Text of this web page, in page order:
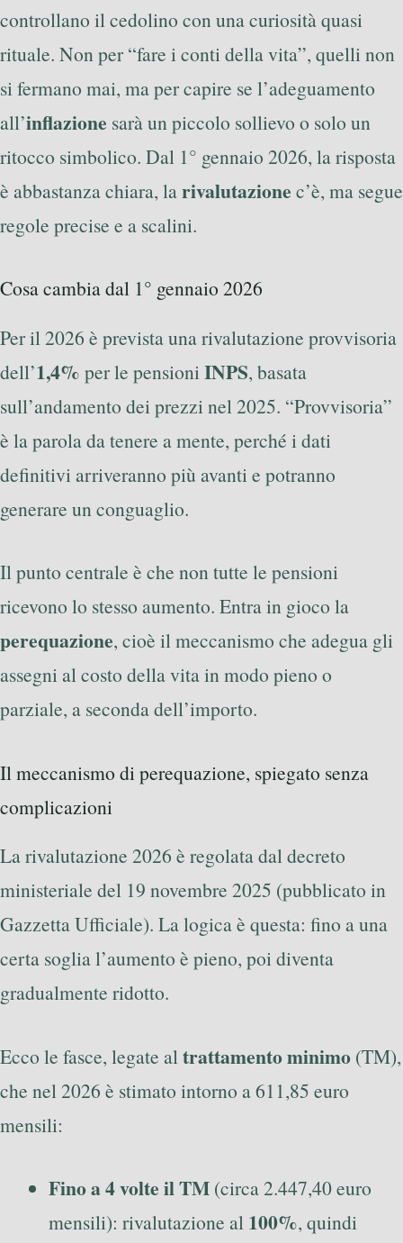
controllano il cedolino con una curiosità quasi
rituale. Non per “fare i conti della vita”, quelli non
si fermano mai, ma per capire se l’adeguamento
all’inflazione sarà un piccolo sollievo o solo un
ritocco simbolico. Dal 1° gennaio 2026, la risposta
è abbastanza chiara, larivalutazione c’è, ma segue
regole precise e a scalini.
Cosa cambia dal 1° gennaio 2026
Per il 2026 è prevista una rivalutazione provvisoria
dell’1,4% per le pensioniINPS, basata
sull’andamento dei prezzi nel 2025. “Provvisoria”
è la parola da tenere a mente, perché i dati
definitivi arriveranno più avanti e potranno
generare un conguaglio.
Il punto centrale è che non tutte le pensioni
ricevono lo stesso aumento. Entra in gioco la
perequazione, cioè il meccanismo che adegua gli
assegni al costo della vita in modo pieno o
parziale, a seconda dell’importo.
Il meccanismo di perequazione, spiegato senza
complicazioni
La rivalutazione 2026 è regolata dal decreto
ministeriale del 19 novembre 2025 (pubblicato in
Gazzetta Ufficiale). La logica è questa: fino a una
certa soglia l’aumento è pieno, poi diventa
gradualmente ridotto.
Ecco le fasce, legate al trattamento minimo (TM),
che nel 2026 è stimato intorno a 611,85 euro
mensili:
Fino a 4 volte il TM (circa 2.447,40 euro
mensili): rivalutazione al 100%, quindi